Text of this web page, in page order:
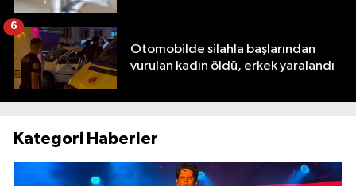
Otomobilde silahla başlarından
vurulan kadın öldü, erkek yaralandı
6
Kategori Haberler